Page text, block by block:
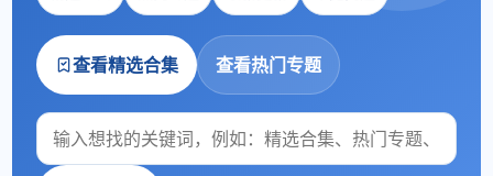
查看精选合集 查看热门专题